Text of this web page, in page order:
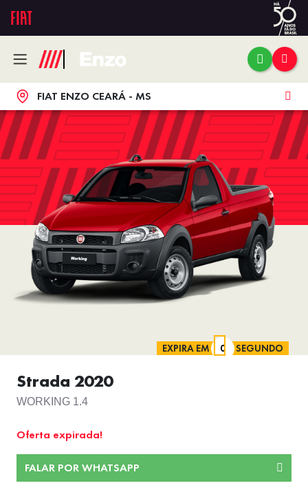
FIAT ENZO CEARÁ - MS
EXPIRA EM SEGUNDO
Strada 2020
WORKING 1.4
Oferta expirada!
FALAR POR WHATSAPP